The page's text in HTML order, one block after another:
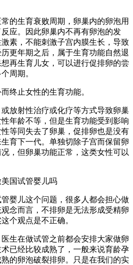
的生育衰败周期，卵巢内的卵泡用
应。因此卵巢内不再有卵泡的发
素，不能刺激子宫内膜生长，导致
更年期之后，属于生育功能自然退
再生育儿女，可以进行促排卵的尝
周期。
终止女性的生育功能。
放射性治疗或化疗等方式导致卵巢
年龄不等，但是生育功能受到影响
等同失去了卵巢，促排卵也是没有
育下一代。单独切除子宫而保留卵
，但卵巢功能正常，这类女性可以
国试管婴儿吗
婴儿这个问题，很多人都会担心做
念而言，不排卵是无法形成受精卵
个观点是不正确。
生在做试管之前都会安排大家做卵
已经比较成熟了，一般来说育龄孕
的卵泡破裂排卵。只是在我们的实